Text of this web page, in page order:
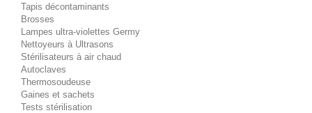
Tapis décontaminants
Brosses
Lampes ultra-violettes Germy
Nettoyeurs à Ultrasons
Stérilisateurs à air chaud
Autoclaves
Thermosoudeuse
Gaines et sachets
Tests stérilisation